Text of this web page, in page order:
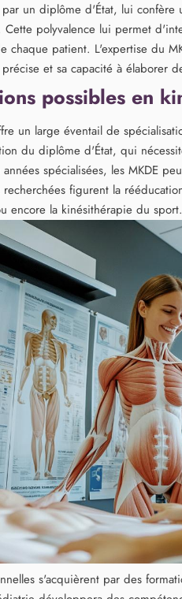
un diplôme d'État, lui
polyvalence lui permet
chaque patient. L'expertise du
et sa capacité à élaborer
possibles en
un large éventail de
du diplôme d'État, qui
spécialisées, les MKDE
recherchées figurent la
encore la kinésithérapie du sport.
s'acquièrent par des